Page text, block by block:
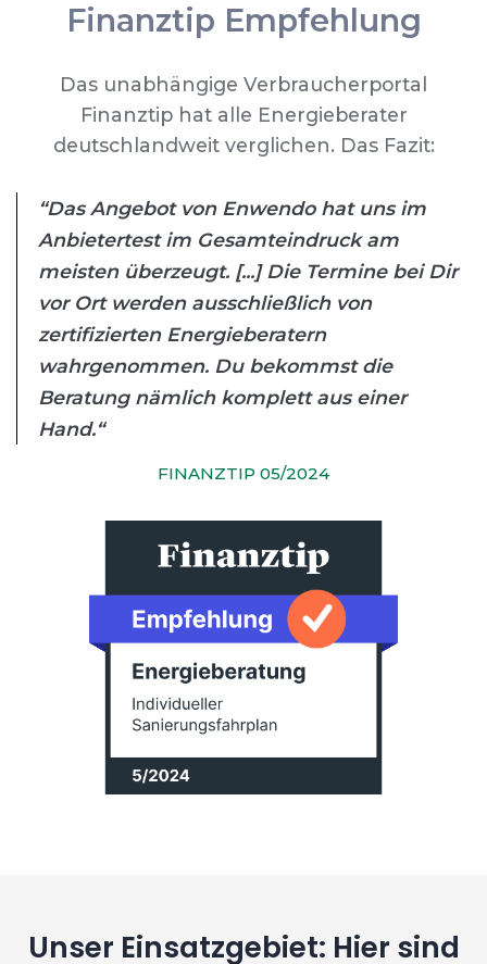
Finanztip Empfehlung
Das unabhängige Verbraucherportal
Finanztip hat alle Energieberater
deutschlandweit verglichen. Das Fazit:
“Das Angebot von Enwendo hat uns im
Anbietertest im Gesamteindruck am
meisten überzeugt. [...] Die Termine bei Dir
vor Ort werden ausschließlich von
zertifizierten Energieberatern
wahrgenommen. Du bekommst die
Beratung nämlich komplett aus einer
Hand.“
FINANZTIP 05/2024
Unser Einsatzgebiet: Hier sind